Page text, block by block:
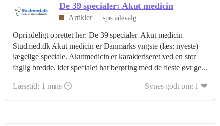
De 39 specialer: Akut medicin
Artikler specialevalg
Oprindeligt oprettet her: De 39 specialer: Akut medicin –
Studmed.dk Akut medicin er Danmarks yngste (læs: nyeste)
lægelige speciale. Akutmedicin er karakteriseret ved en stor
faglig bredde, idet specialet har berøring med de fleste øvrige...
Læsetid: 1 mins 🕑 Synes godt om: 1 ❤